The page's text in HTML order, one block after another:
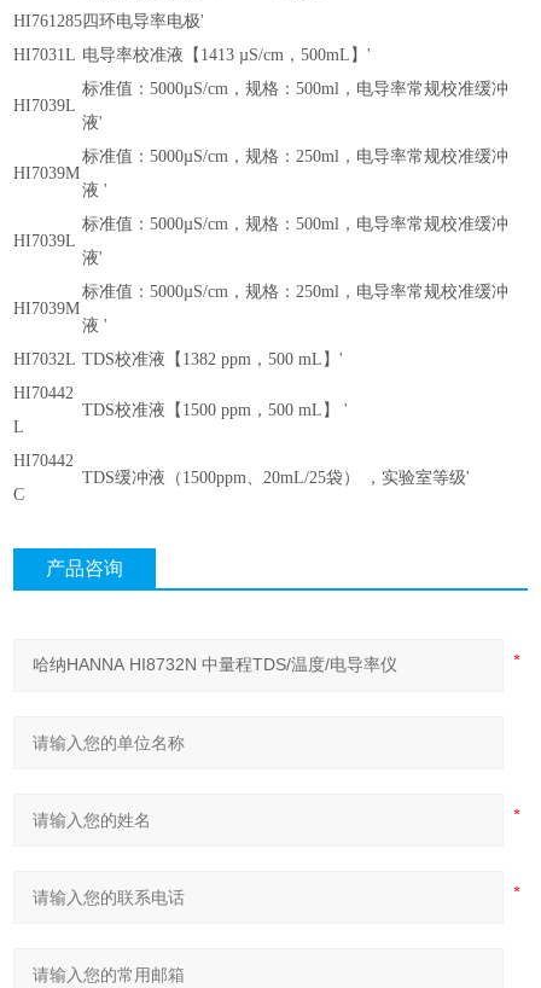
HI761285四环电导率电极'
HI7031L 电导率校准液【1413 µS/cm，500mL】'
HI7039L
标准值：5000µS/cm，规格：500ml，电导率常规校准缓冲
液'
HI7039M
标准值：5000µS/cm，规格：250ml，电导率常规校准缓冲
液 '
HI7039L
标准值：5000µS/cm，规格：500ml，电导率常规校准缓冲
液'
HI7039M
标准值：5000µS/cm，规格：250ml，电导率常规校准缓冲
液 '
HI7032L TDS校准液【1382 ppm，500 mL】'
HI70442
L
TDS校准液【1500 ppm，500 mL】 '
HI70442
C
TDS缓冲液（1500ppm、20mL/25袋） ，实验室等级'
产品咨询